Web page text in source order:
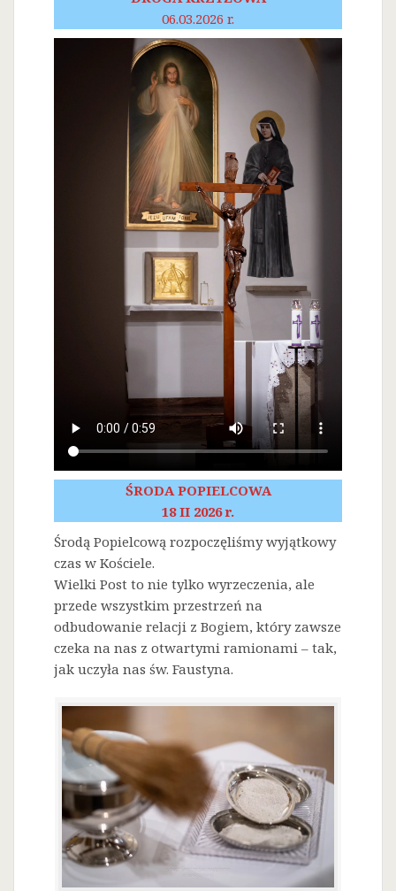
06.03.2026 r.
ŚRODA POPIELCOWA
18 II 2026 r.
Środą Popielcową rozpoczęliśmy wyjątkowy
czas w Kościele.
Wielki Post to nie tylko wyrzeczenia, ale
przede wszystkim przestrzeń na
odbudowanie relacji z Bogiem, który zawsze
czeka na nas z otwartymi ramionami – tak,
jak uczyła nas św. Faustyna.